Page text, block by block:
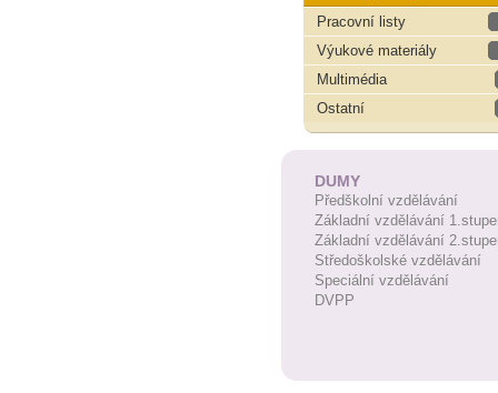
Pracovní listy
Výukové materiály
Multimédia
Ostatní
DUMY
Předškolní vzdělávání
Základní vzdělávání
Základní vzdělávání
Středoškolské vzdělávání
Speciální vzdělávání
DVPP